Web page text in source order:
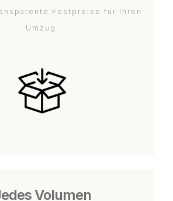
Festpreise für Ihren
Umzug.
Volumen